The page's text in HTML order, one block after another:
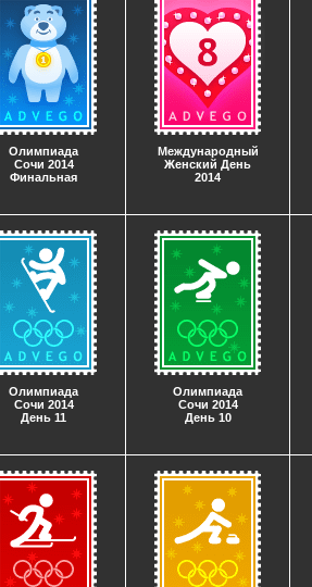
Олимпиада
Сочи 2014
Финальная
Международный
Женский День
2014
Олимпиада
Сочи 2014
День 11
Олимпиада
Сочи 2014
День 10